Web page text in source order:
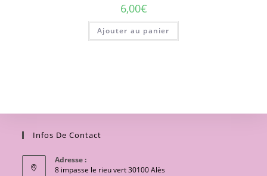
6,00€
Ajouter au panier
Infos De Contact
Adresse :
8 impasse le rieu vert 30100 Alès